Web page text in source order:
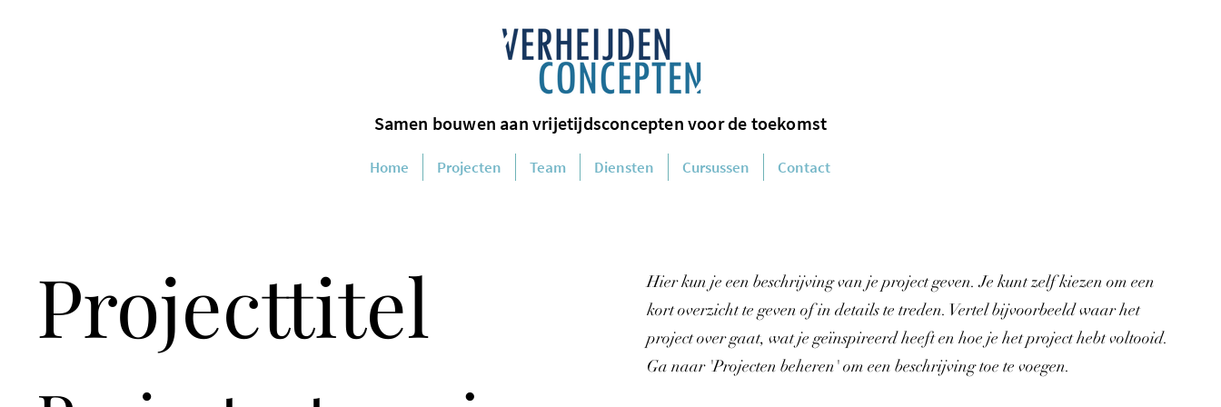
Samen bouwen aan vrijetijdsconcepten voor de toekomst
Home Projecten Team Diensten Cursussen Contact
Projecttitel
Hier kun je een beschrijving van je project geven. Je kunt zelf kiezen om een
kort overzicht te geven of in details te treden. Vertel bijvoorbeeld waar het
project over gaat, wat je geïnspireerd heeft en hoe je het project hebt voltooid.
Ga naar 'Projecten beheren' om een beschrijving toe te voegen.